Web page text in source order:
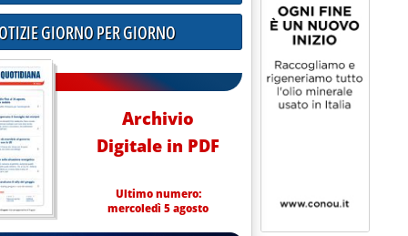
GIORNO PER GIORNO
Archivio
Digitale in PDF
Ultimo numero:
mercoledì 5 agosto